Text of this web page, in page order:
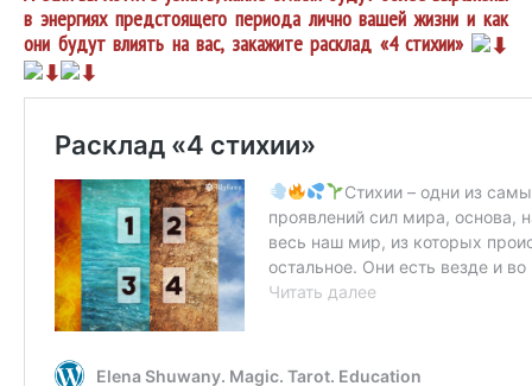
в энергиях предстоящего периода лично вашей жизни и как
они будут влиять на вас, закажите расклад «4 стихии»